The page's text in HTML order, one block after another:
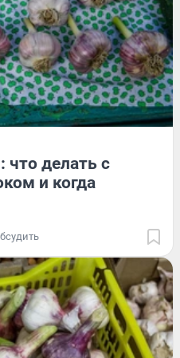
что делать с
и когда